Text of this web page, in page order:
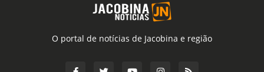
O portal de notícias de Jacobina e região